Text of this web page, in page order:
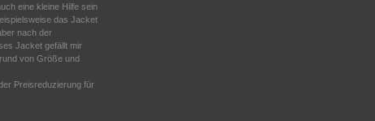
eine kleine Hilfe sein
das Jacket
nach der
Jacket gefällt mir
von Größe und
Preisreduzierung für